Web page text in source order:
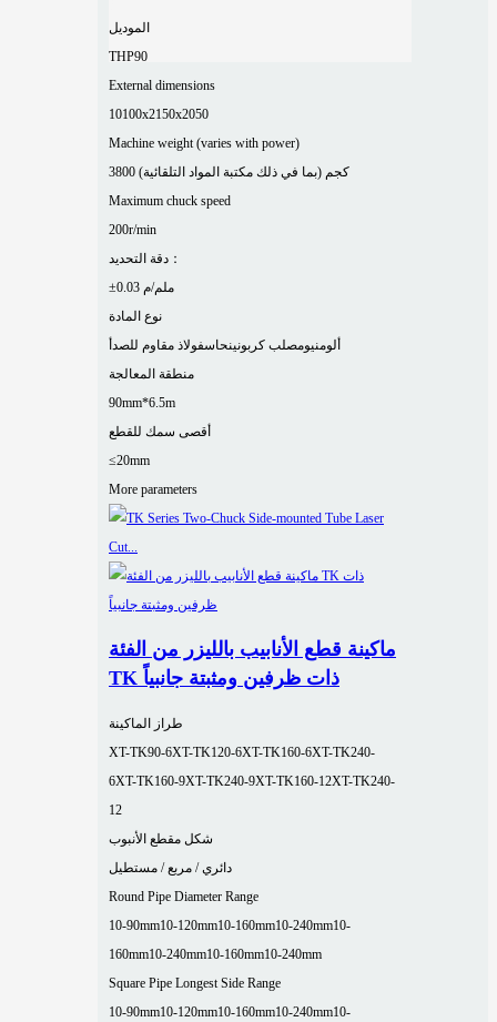
الموديل
THP90
External dimensions
10100x2150x2050
Machine weight (varies with power)
3800 كجم (بما في ذلك مكتبة المواد التلقائية)
Maximum chuck speed
200r/min
دقة التحديد：
±0.03 ملم/م
نوع المادة
ألومنيومصلب كربونينحاسفولاذ مقاوم للصدأ
منطقة المعالجة
90mm*6.5m
أقصى سمك للقطع
≤20mm
More parameters
ماكينة قطع الأنابيب بالليزر من الفئة
TK ذات ظرفين ومثبتة جانبياً
طراز الماكينة
XT-TK90-6XT-TK120-6XT-TK160-6XT-TK240-
6XT-TK160-9XT-TK240-9XT-TK160-12XT-TK240-
12
شكل مقطع الأنبوب
دائري / مربع / مستطيل
Round Pipe Diameter Range
10-90mm10-120mm10-160mm10-240mm10-
160mm10-240mm10-160mm10-240mm
Square Pipe Longest Side Range
10-90mm10-120mm10-160mm10-240mm10-